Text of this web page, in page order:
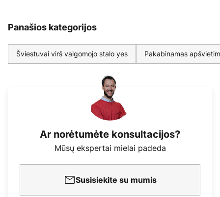
Panašios kategorijos
Šviestuvai virš valgomojo stalo yes Pakabinamas
Ar norėtumėte konsultacijos?
Mūsų ekspertai mielai padeda
Susisiekite su mumis